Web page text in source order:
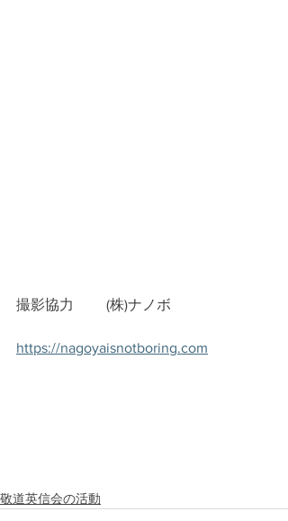
撮影協力　　 (株)ナノボ
https://nagoyaisnotboring.com
敬道英信会の活動